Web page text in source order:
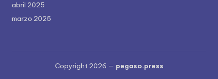
abril 2025
marzo 2025
Copyright 2026 — pegaso.press